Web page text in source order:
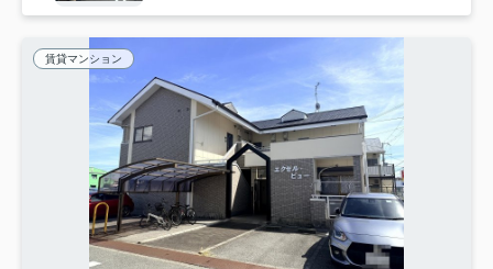
賃貸マンション